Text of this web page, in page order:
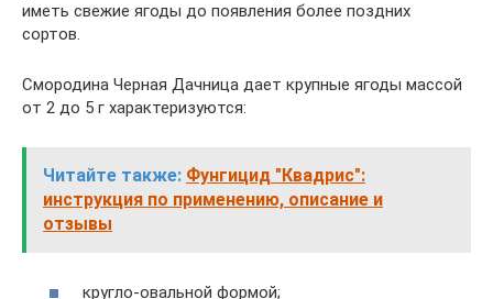
иметь свежие ягоды до появления более поздних
сортов.
Смородина Черная Дачница дает крупные ягоды массой
от 2 до 5 г характеризуются:
Читайте также: Фунгицид "Квадрис":
инструкция по применению, описание и
отзывы
кругло-овальной формой;